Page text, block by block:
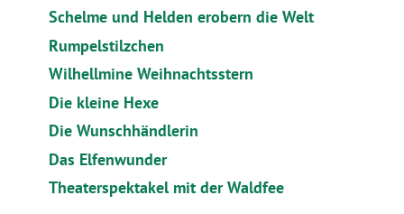
Schelme und Helden erobern die Welt
Rumpelstilzchen
Wilhellmine Weihnachtsstern
Die kleine Hexe
Die Wunschhändlerin
Das Elfenwunder
Theaterspektakel mit der Waldfee